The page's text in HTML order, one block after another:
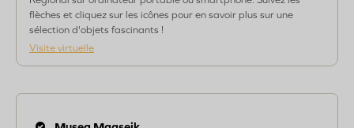
flèches et cliquez sur les icônes pour en savoir plus sur une
sélection d'objets fascinants !
Visite virtuelle